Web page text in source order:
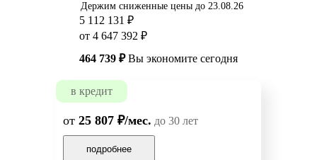
Держим сниженные цены до 23.08.26
5 112 131 ₽
от 4 647 392 ₽
464 739 ₽Вы экономите сегодня
в кредит
от 25 807 ₽/мес. до 30 лет
подробнее